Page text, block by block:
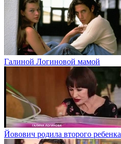
Галиной Логиновой мамой
Йовович родила второго ребенка